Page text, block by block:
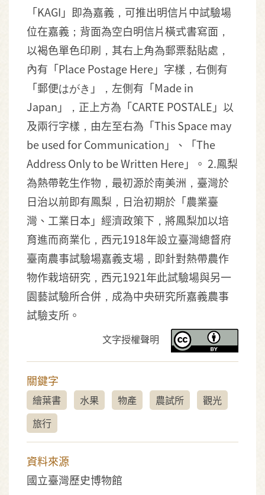
「KAGI」即為嘉義，可推出明信片中試驗場
位在嘉義；背面為空白明信片橫式書寫面，
以褐色單色印刷，其右上角為郵票黏貼處，
內有「Place Postage Here」字樣，右側有
「郵便はがき」，左側有「Made in
Japan」，正上方為「CARTE POSTALE」以
及兩行字樣，由左至右為「This Space may
be used for Communication」、「The
Address Only to be Written Here」。 2.鳳梨
為熱帶乾生作物，最初源於南美洲，臺灣於
日治以前即有鳳梨，日治初期於「農業臺
灣、工業日本」經濟政策下，將鳳梨加以培
育進而商業化，西元1918年設立臺灣總督府
臺南農事試驗場嘉義支場，即針對熱帶農作
物作栽培研究，西元1921年此試驗場與另一
園藝試驗所合併，成為中央研究所嘉義農事
試驗支所。
文字授權聲明
關鍵字
繪葉書 水果 物產 農試所
觀光
旅行
資料來源
國立臺灣歷史博物館